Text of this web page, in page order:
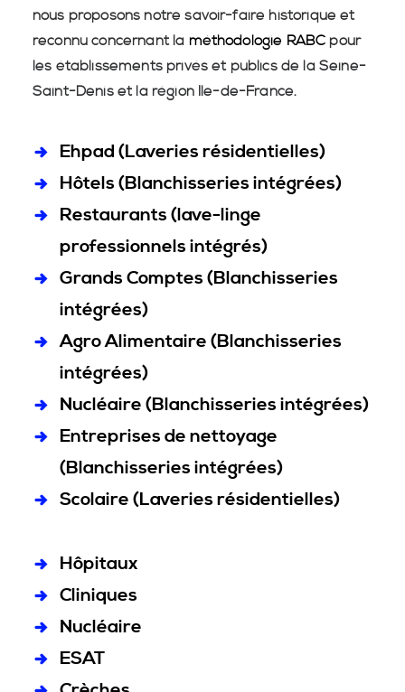
nous proposons notre savoir-faire historique et
reconnu concernant la méthodologie RABC pour
les établissements privés et publics de la Seine-
Saint-Denis et la région Île-de-France.
Ehpad (Laveries résidentielles)
Hôtels (Blanchisseries intégrées)
Restaurants (lave-linge
professionnels intégrés)
Grands Comptes (Blanchisseries
intégrées)
Agro Alimentaire (Blanchisseries
intégrées)
Nucléaire (Blanchisseries intégrées)
Entreprises de nettoyage
(Blanchisseries intégrées)
Scolaire (Laveries résidentielles)
Hôpitaux
Cliniques
Nucléaire
ESAT